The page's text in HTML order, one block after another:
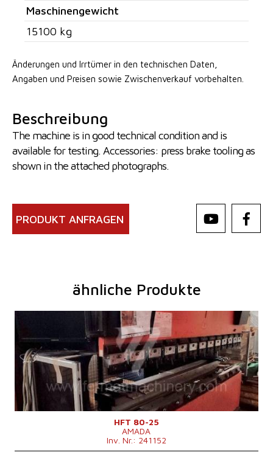
Maschinengewicht
15100 kg
Änderungen und Irrtümer in den technischen Daten,
Angaben und Preisen sowie Zwischenverkauf vorbehalten.
Beschreibung
The machine is in good technical condition and is
available for testing. Accessories: press brake tooling as
shown in the attached photographs.
PRODUKT ANFRAGEN
ähnliche Produkte
2001
ja
Druckleistung
80 t
Abkantlänge
2620 mm
Anzahl der Achsen
4
Lower Ausgleichsbewegung
Stößelhub
200 mm
Maschinengewicht
5750 kg
HFT 80-25
AMADA
Inv. Nr.: 241152